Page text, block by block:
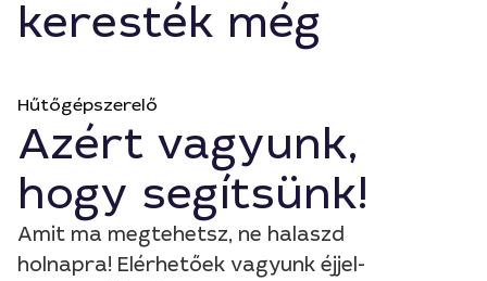
keresték még
Hűtőgépszerelő
Azért vagyunk,
hogy segítsünk!
Amit ma megtehetsz, ne halaszd
holnapra! Elérhetőek vagyunk éjjel-